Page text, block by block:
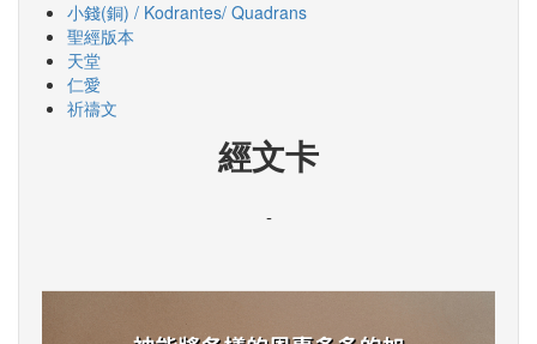
小錢(銅) / Kodrantes/ Quadrans
聖經版本
天堂
仁愛
祈禱文
經文卡
-